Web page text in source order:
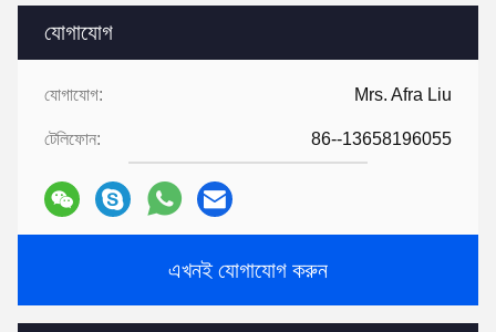
যোগাযোগ
যোগাযোগ: Mrs. Afra Liu
টেলিফোন: 86--13658196055
এখনই যোগাযোগ করুন